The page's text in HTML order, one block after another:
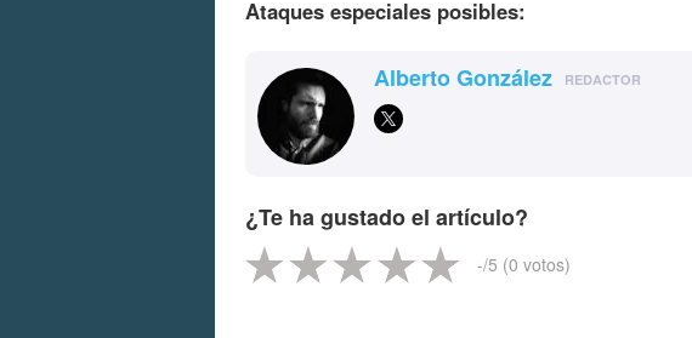
Ataques especiales posibles:
Alberto González REDACTOR
¿Te ha gustado el artículo?
-/5 (0 votos)